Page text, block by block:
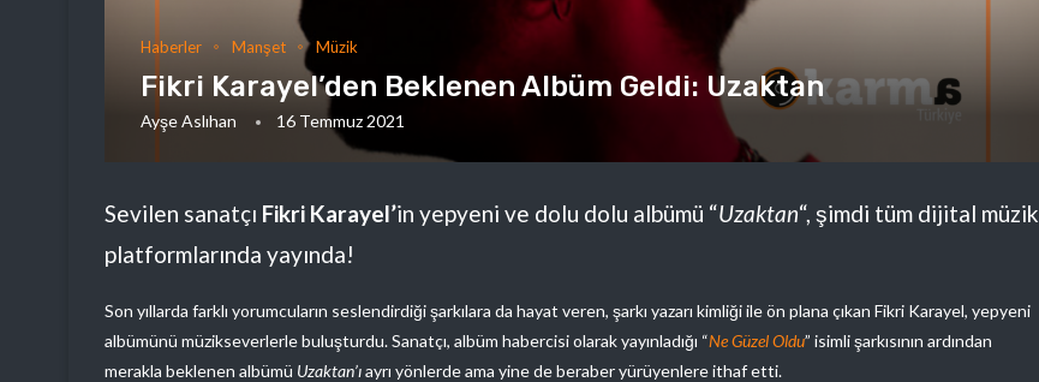
Haberler Manşet Müzik
Fikri Karayel’den Beklenen Albüm Geldi: Uzaktan
Ayşe Aslıhan 16 Temmuz 2021
Sevilen sanatçı Fikri Karayel’in yepyeni ve dolu dolu albümü “Uzaktan“, şimdi tüm dijital müzik
platformlarında yayında!
Son yıllarda farklı yorumcuların seslendirdiği şarkılara da hayat veren, şarkı yazarı kimliği ile ön plana çıkan Fikri Karayel, yepyeni
albümünü müzikseverlerle buluşturdu. Sanatçı, albüm habercisi olarak yayınladığı “Ne Güzel Oldu” isimli şarkısının ardından
merakla beklenen albümü Uzaktan’ıayrı yönlerde ama yine de beraber yürüyenlere ithaf etti.